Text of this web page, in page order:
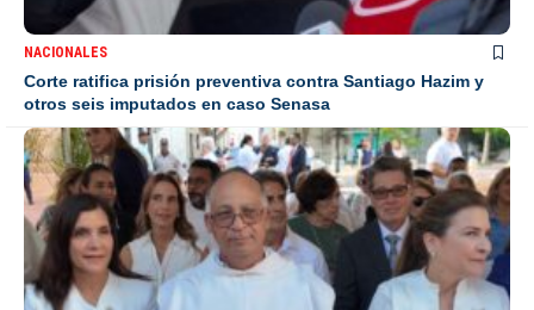
NACIONALES
Corte ratifica prisión preventiva contra Santiago Hazim y
otros seis imputados en caso Senasa